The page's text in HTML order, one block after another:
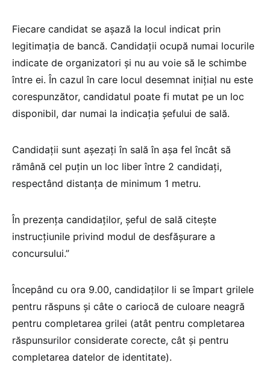
Fiecare candidat se așază la locul indicat prin
legitimația de bancă. Candidații ocupă numai locurile
indicate de organizatori și nu au voie să le schimbe
între ei. În cazul în care locul desemnat inițial nu este
corespunzător, candidatul poate fi mutat pe un loc
disponibil, dar numai la indicația șefului de sală.
Candidații sunt așezați în sală în așa fel încât să
rămână cel puțin un loc liber între 2 candidați,
respectând distanța de minimum 1 metru.
În prezența candidaților, șeful de sală citește
instrucțiunile privind modul de desfășurare a
concursului.”
Începând cu ora 9.00, candidaților li se împart grilele
pentru răspuns și câte o cariocă de culoare neagră
pentru completarea grilei (atât pentru completarea
răspunsurilor considerate corecte, cât și pentru
completarea datelor de identitate).